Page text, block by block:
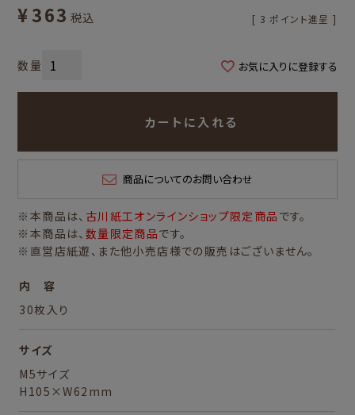
¥363 税込 [ 3 ポイント進呈 ]
お気に入りに登録する
カートに入れる
商品についてのお問い合わせ
※本商品は、 古川紙工オンラインショップ限定商品 です。
※本商品は、 数量限定商品です。
※直営店紙遊、また他小売店様での販売はございません。
内 容
30枚入り
サイズ
M5サイズ
H105×W62mm